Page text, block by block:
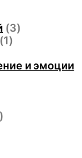
(3)
(1)
и эмоции